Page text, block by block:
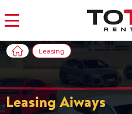
Leasing Aiways
Leasing